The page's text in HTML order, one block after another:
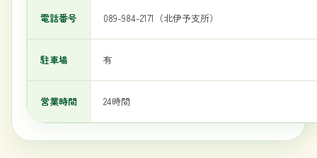
電話番号 089-984-2171（北伊予支所）
駐車場 有
営業時間 24時間